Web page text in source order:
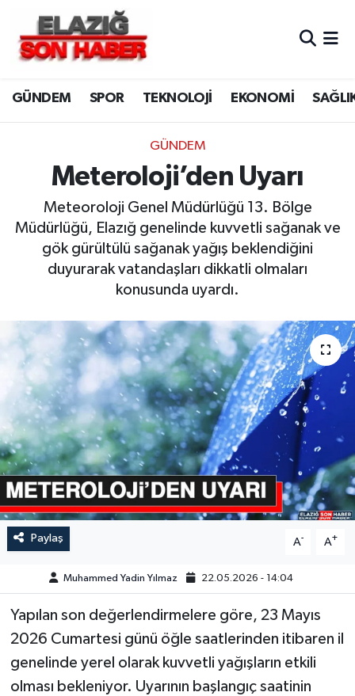
GÜNDEM SPOR TEKNOLOJİ EKONOMİ
GÜNDEM
Meteroloji’den Uyarı
Meteoroloji Genel Müdürlüğü 13. Bölge
Müdürlüğü, Elazığ genelinde kuvvetli sağanak ve
gök gürültülü sağanak yağış beklendiğini
duyurarak vatandaşları dikkatli olmaları
konusunda uyardı.
Paylaş A- A+
Muhammed Yadin Yılmaz 22.05.2026 - 14:04
Yapılan son değerlendirmelere göre, 23 Mayıs
2026 Cumartesi günü öğle saatlerinden itibaren il
genelinde yerel olarak kuvvetli yağışların etkili
olması bekleniyor. Uyarının başlangıç saatinin
CANLI YAYIN
ASAYİŞ
BİLİM VE TEKNOLOJİ
DÜNYA
EĞİTİM
EKONOMİ
GENEL
GÜNDEM
HABERDE İNSAN
KÜLTÜR-SANAT
MAGAZİN
MEDYA
ÖZEL HABER
SAĞLIK
Merkez Hava Durumu
Merkez Trafik Yoğunluk Haritası
Süper Lig Puan Durumu ve Fikstür
Tüm Manşetler
Son Dakika Haberleri
Haber Arşivi